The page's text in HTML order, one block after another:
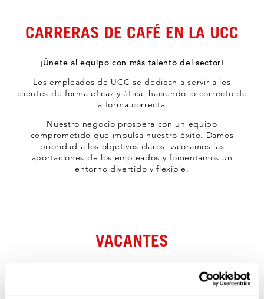
CARRERAS DE CAFÉ EN LA UCC
¡Únete al equipo con más talento del sector!
Los empleados de UCC se dedican a servir a los
clientes de forma eficaz y ética, haciendo lo correcto de
la forma correcta.
Nuestro negocio prospera con un equipo
comprometido que impulsa nuestro éxito. Damos
prioridad a los objetivos claros, valoramos las
aportaciones de los empleados y fomentamos un
entorno divertido y flexible.
VACANTES